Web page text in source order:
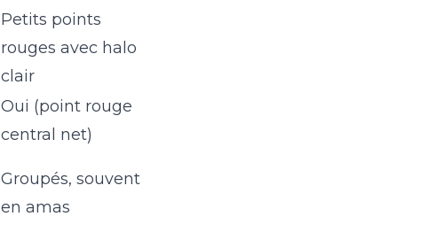
Petits points
rouges avec halo
clair
Oui (point rouge
central net)
Groupés, souvent
en amas